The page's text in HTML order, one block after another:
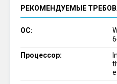
РЕКОМЕНДУЕМЫЕ
ОС:
Процессор: